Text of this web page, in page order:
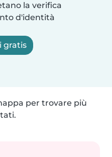
la verifica
d'identità
gratis
per trovare più